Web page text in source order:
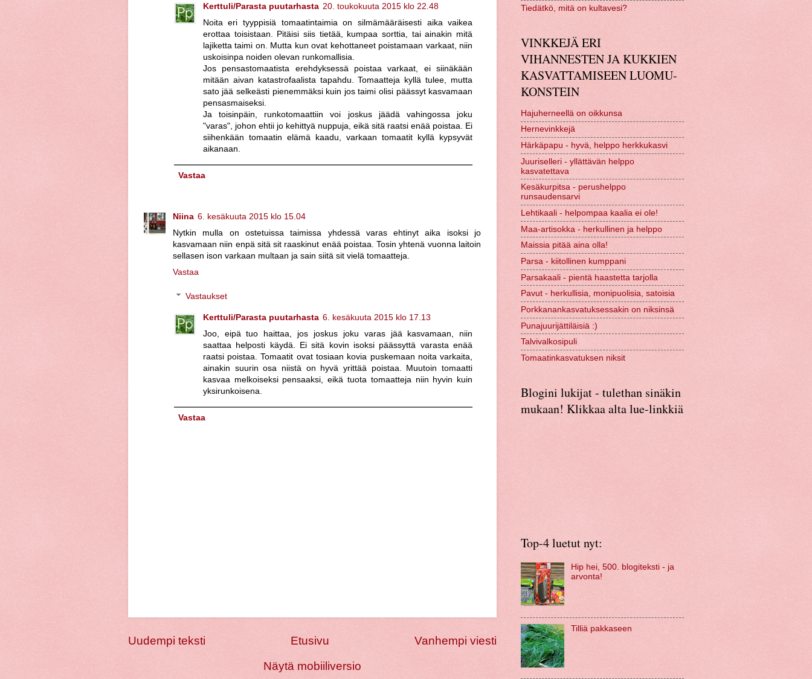
Kerttuli/Parasta puutarhasta 20. toukokuuta 2015 klo 22.48
Noita eri tyyppisiä tomaatintaimia on silmämääräisesti aika vaikea
erottaa toisistaan. Pitäisi siis tietää, kumpaa sorttia, tai ainakin mitä
lajiketta taimi on. Mutta kun ovat kehottaneet poistamaan varkaat, niin
uskoisinpa noiden olevan runkomallisia.
Jos pensastomaatista erehdyksessä poistaa varkaat, ei siinäkään
mitään aivan katastrofaalista tapahdu. Tomaatteja kyllä tulee, mutta
sato jää selkeästi pienemmäksi kuin jos taimi olisi päässyt kasvamaan
pensasmaiseksi.
Ja toisinpäin, runkotomaattiin voi joskus jäädä vahingossa joku
"varas", johon ehtii jo kehittyä nuppuja, eikä sitä raatsi enää poistaa. Ei
siihenkään tomaatin elämä kaadu, varkaan tomaatit kyllä kypsyvät
aikanaan.
Vastaa
Niina 6. kesäkuuta 2015 klo 15.04
Nytkin mulla on ostetuissa taimissa yhdessä varas ehtinyt aika isoksi jo
kasvamaan niin enpä sitä sit raaskinut enää poistaa. Tosin yhtenä vuonna laitoin
sellasen ison varkaan multaan ja sain siitä sit vielä tomaatteja.
Vastaa
Vastaukset
Kerttuli/Parasta puutarhasta 6. kesäkuuta 2015 klo 17.13
Joo, eipä tuo haittaa, jos joskus joku varas jää kasvamaan, niin
saattaa helposti käydä. Ei sitä kovin isoksi päässyttä varasta enää
raatsi poistaa. Tomaatit ovat tosiaan kovia puskemaan noita varkaita,
ainakin suurin osa niistä on hyvä yrittää poistaa. Muutoin tomaatti
kasvaa melkoiseksi pensaaksi, eikä tuota tomaatteja niin hyvin kuin
yksirunkoisena.
Vastaa
Uudempi teksti Vanhempi viesti
Etusivu
Näytä mobiiliversio
Tiedätkö, mitä on kultavesi?
VINKKEJÄ ERI
VIHANNESTEN JA KUKKIEN
KASVATTAMISEEN LUOMU-
KONSTEIN
Hajuherneellä on oikkunsa
Hernevinkkejä
Härkäpapu - hyvä, helppo herkkukasvi
Juuriselleri - yllättävän helppo
kasvatettava
Kesäkurpitsa - perushelppo
runsaudensarvi
Lehtikaali - helpompaa kaalia ei ole!
Maa-artisokka - herkullinen ja helppo
Maissia pitää aina olla!
Parsa - kiitollinen kumppani
Parsakaali - pientä haastetta tarjolla
Pavut - herkullisia, monipuolisia, satoisia
Porkkanankasvatuksessakin on niksinsä
Punajuurijättiläisiä :)
Talvivalkosipuli
Tomaatinkasvatuksen niksit
Blogini lukijat - tulethan sinäkin
mukaan! Klikkaa alta lue-linkkiä
Top-4 luetut nyt:
Hip hei, 500. blogiteksti - ja
arvonta!
Tilliä pakkaseen